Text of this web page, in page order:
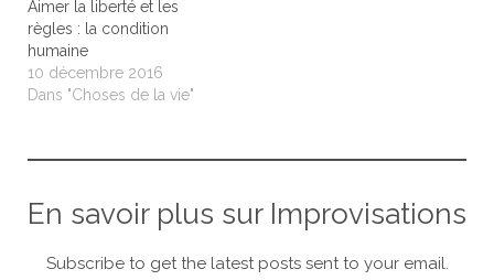
Aimer la liberté et les
règles : la condition
humaine
10 décembre 2016
Dans "Choses de la vie"
En savoir plus sur Improvisations
Subscribe to get the latest posts sent to your email.